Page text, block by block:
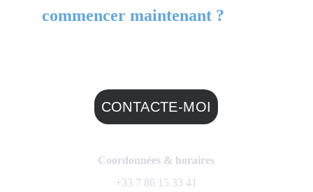
commencer maintenant ?
CONTACTE-MOI
Coordonnées & horaires
+33 7 86 15 33 41